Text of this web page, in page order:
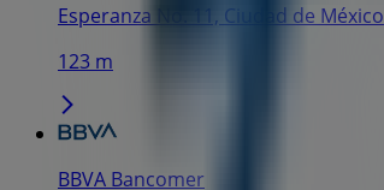
Esperanza No. 11, Ciudad de México
123 m
BBVA Bancomer